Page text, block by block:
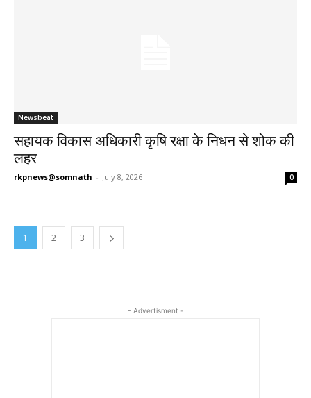
Newsbeat
सहायक विकास अधिकारी कृषि रक्षा के निधन से शोक की
लहर
rkpnews@somnath - July 8, 2026 0
1 2 3
- Advertisment -